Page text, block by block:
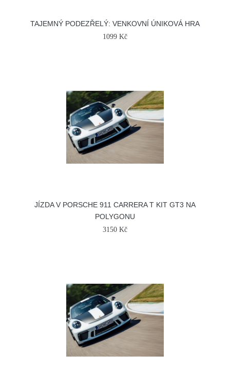
TAJEMNÝ PODEZŘELÝ: VENKOVNÍ ÚNIKOVÁ HRA
1099 Kč
JÍZDA V PORSCHE 911 CARRERA T KIT GT3 NA
POLYGONU
3150 Kč